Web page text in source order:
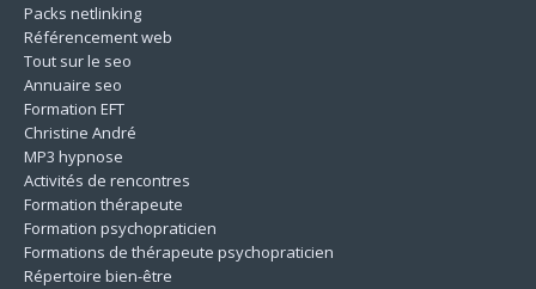
Packs netlinking
Référencement web
Tout sur le seo
Annuaire seo
Formation EFT
Christine André
MP3 hypnose
Activités de rencontres
Formation thérapeute
Formation psychopraticien
Formations de thérapeute psychopraticien
Répertoire bien-être